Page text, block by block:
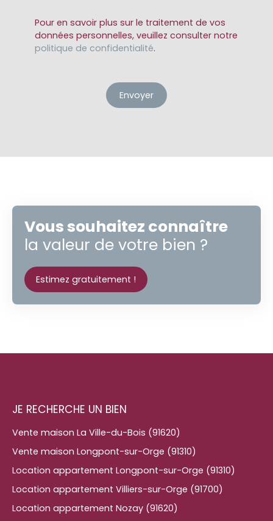
Pour en savoir plus sur le traitement de vos
données personnelles, veuillez consulter notre
politique de confidentialité.
Envoyer
Vous souhaitez connaître
la valeur de votre bien ?
Estimez gratuitement !
JE RECHERCHE UN BIEN
Vente maison La Ville-du-Bois (91620)
Vente maison Longpont-sur-Orge (91310)
Location appartement Longpont-sur-Orge (91310)
Location appartement Villiers-sur-Orge (91700)
Location appartement Nozay (91620)